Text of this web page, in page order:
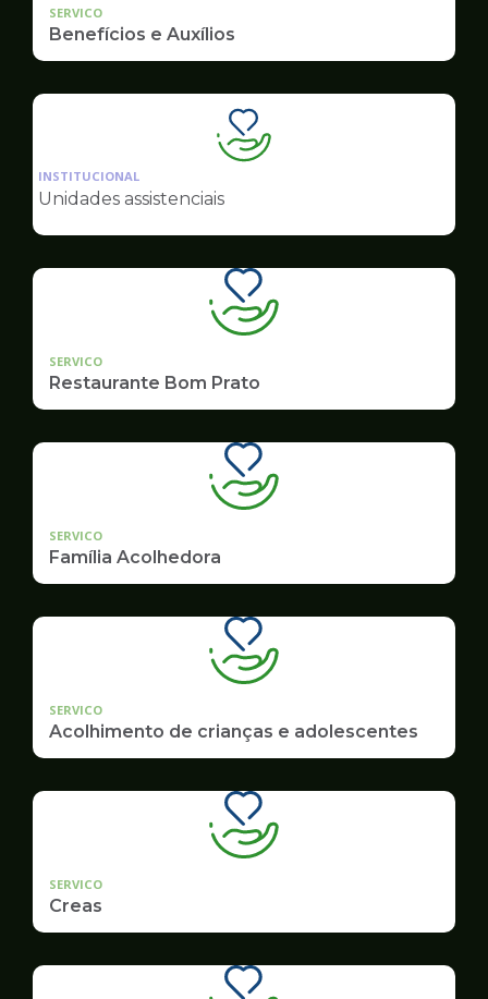
SERVICO
Benefícios e Auxílios
Ilustração
da
Assistência
INSTITUCIONAL
Unidades assistenciais
SERVICO
Restaurante Bom Prato
SERVICO
Família Acolhedora
SERVICO
Acolhimento de crianças e adolescentes
SERVICO
Creas